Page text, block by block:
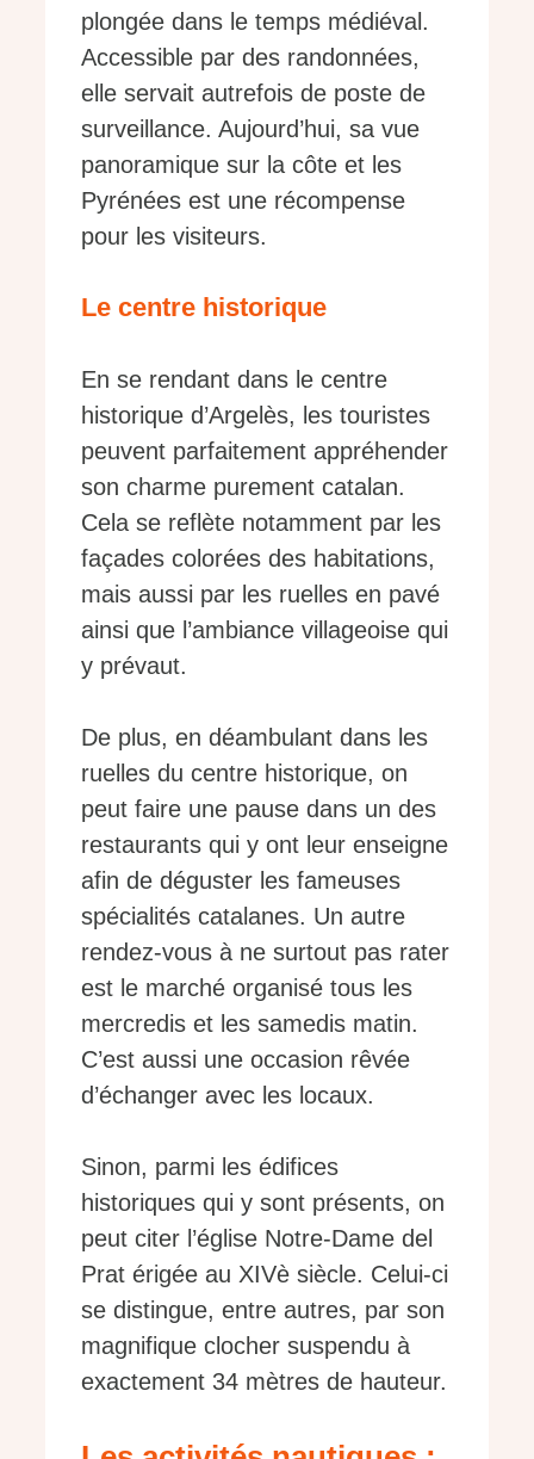
plongée dans le temps médiéval.
Accessible par des randonnées,
elle servait autrefois de poste de
surveillance. Aujourd’hui, sa vue
panoramique sur la côte et les
Pyrénées est une récompense
pour les visiteurs.
Le centre historique
En se rendant dans le centre
historique d’Argelès, les touristes
peuvent parfaitement appréhender
son charme purement catalan.
Cela se reflète notamment par les
façades colorées des habitations,
mais aussi par les ruelles en pavé
ainsi que l’ambiance villageoise qui
y prévaut.
De plus, en déambulant dans les
ruelles du centre historique, on
peut faire une pause dans un des
restaurants qui y ont leur enseigne
afin de déguster les fameuses
spécialités catalanes. Un autre
rendez-vous à ne surtout pas rater
est le marché organisé tous les
mercredis et les samedis matin.
C’est aussi une occasion rêvée
d’échanger avec les locaux.
Sinon, parmi les édifices
historiques qui y sont présents, on
peut citer l’église Notre-Dame del
Prat érigée au XIVè siècle. Celui-ci
se distingue, entre autres, par son
magnifique clocher suspendu à
exactement 34 mètres de hauteur.